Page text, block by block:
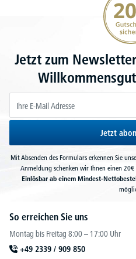
Jetzt zum
Jetzt
Mit Absenden des Formulars erkennen Sie
Anmeldung schenken wir Ihnen einen 20€
Einlösbar ab einem Mindest-
So erreichen Sie uns
Montag bis Freitag 8:00 – 17:00 Uhr
+49 2339 / 909 850